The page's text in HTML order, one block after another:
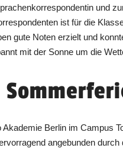
und
ist für die
gute Noten erzielt und
mit der Sonne um die
Akademie Berlin im Campus
angebunden